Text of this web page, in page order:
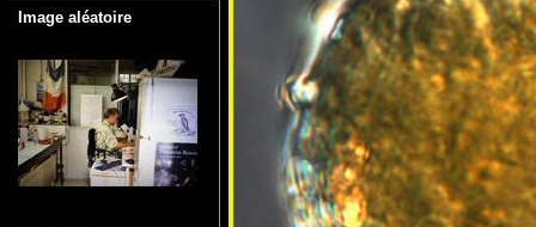
Image aléatoire